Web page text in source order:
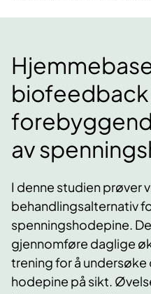
biofeedback
av
I denne studien prøver
behandlingsalternativ
spenningshodepine.
gjennomføre daglige
trening for å
hodepine på sikt.